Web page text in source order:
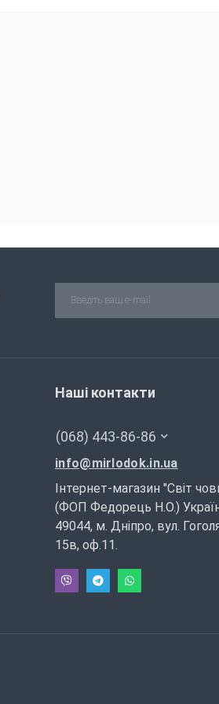
Наші контакти
(068) 443-86-86
info@mirlodok.in.ua
Інтернет-магазин "Світ
(ФОП Федорець Н.О.)
49044, м. Дніпро, вул.
15в, оф.11.